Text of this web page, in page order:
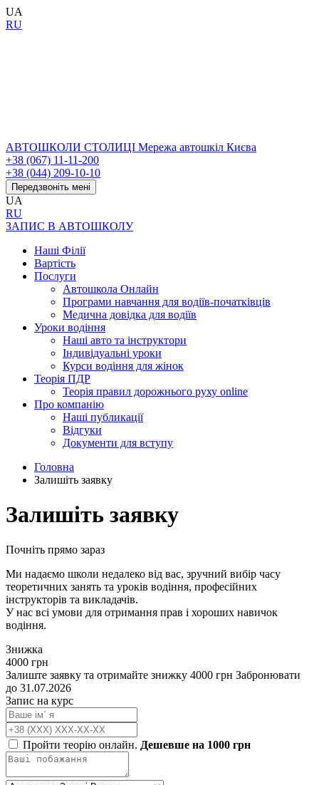
UA
RU
АВТОШКОЛИ СТОЛИЦІ Мережа автошкіл Києва
+38 (067) 11-11-200
+38 (044) 209-10-10
Передзвоніть мені
UA
RU
ЗАПИС В АВТОШКОЛУ
Наші Філії
Вартість
Послуги
Автошкола Онлайн
Програми навчання для водіїв-початківців
Медична довідка для водіїв
Уроки водіння
Наші авто та інструктори
Індивідуальні уроки
Курси водіння для жінок
Теорія ПДР
Теорія правил дорожнього руху online
Про компанію
Наші публикації
Відгуки
Документи для вступу
Головна
Залишіть заявку
Залишіть заявку
Почніть прямо зараз
Ми надаємо школи недалеко від вас, зручний вибір часу
теоретичних занять та уроків водіння, професійних
інструкторів та викладачів.
У нас всі умови для отримання прав і хороших навичок
водіння.
Знижка
4000 грн
Залиште заявку та отримайте знижку 4000 грн Забронювати
до 31.07.2026
Запис на курс
Пройти теорію онлайн. Дешевше на 1000 грн